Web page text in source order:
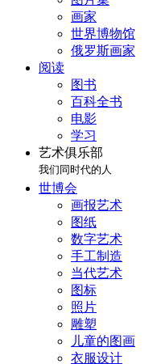
画家
世界博物馆
俄罗斯画家
阅读
图书
百科全书
电影
学习
艺术俱乐部
我们同时代的人
世博会
画报艺术
图纸
数字艺术
手工制造
当代艺术
图标
照片
雕塑
儿童的图画
衣服设计